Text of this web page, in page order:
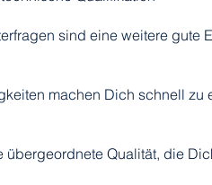
sind eine weitere gute
machen Dich schnell zu
Qualität, die